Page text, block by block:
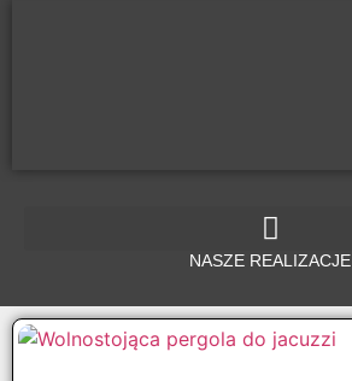
771 - 007
NASZE REALIZACJE